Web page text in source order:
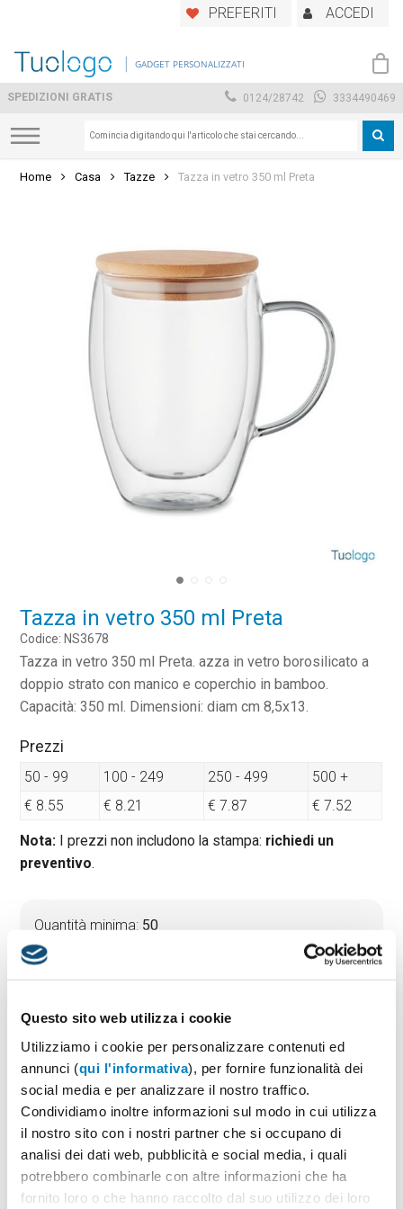
Questo sito web utilizza i cookie
Utilizziamo i cookie per personalizzare contenuti ed
annunci (qui l'informativa), per fornire funzionalità dei
social media e per analizzare il nostro traffico.
Condividiamo inoltre informazioni sul modo in cui utilizza
il nostro sito con i nostri partner che si occupano di
analisi dei dati web, pubblicità e social media, i quali
potrebbero combinarle con altre informazioni che ha
fornito loro o che hanno raccolto dal suo utilizzo dei loro
main
PREFERITI ACCEDI
GADGET PERSONALIZZATI
SPEDIZIONI GRATIS 0124/28742 3334490469
Home Casa Tazze Tazza in vetro 350 ml Preta
Tazza in vetro 350 ml Preta
Codice: NS3678
Tazza in vetro 350 ml Preta. azza in vetro borosilicato a
doppio strato con manico e coperchio in bamboo.
Capacità: 350 ml. Dimensioni: diam cm 8,5x13.
Prezzi
50 - 99 100 - 249 250 - 499
500 +
€ 8.55
€ 8.21 € 7.87 € 7.52
Nota: I prezzi non includono la stampa: richiedi un
preventivo.
Quantità minima: 50
Tempi di consegna standard:
10 gg lavorativi
Materiale:
PREVENTIVO & BOZZA GRATUITA
Potrai indicare successivamente la suddivisione per
taglie e colore
1 Seleziona il colore: